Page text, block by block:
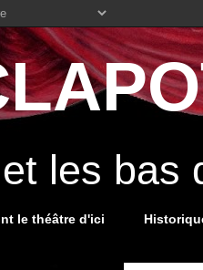
les bas
le théâtre d'ici